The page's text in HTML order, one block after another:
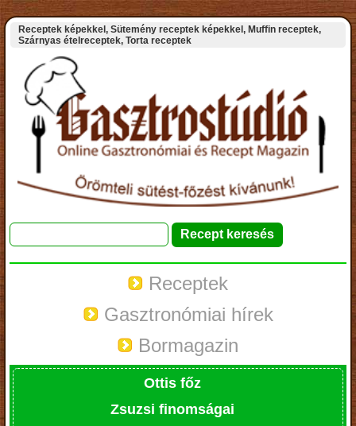
Receptek képekkel, Sütemény receptek képekkel, Muffin receptek,
Szárnyas ételreceptek, Torta receptek
Receptek
Gasztronómiai hírek
Bormagazin
Ottis főz
Zsuzsi finomságai